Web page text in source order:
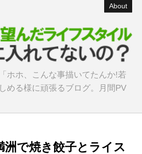
About
ホホ、こんな事描いてたんか!若
める様に頑張るブログ。月間PV
洲で焼き餃子とライス